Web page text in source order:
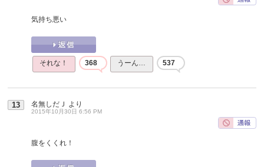
気持ち悪い
それな！ 368 うーん… 537
13 名無しだＪ より
2015年10月30日 6:56 PM
腹をくくれ！